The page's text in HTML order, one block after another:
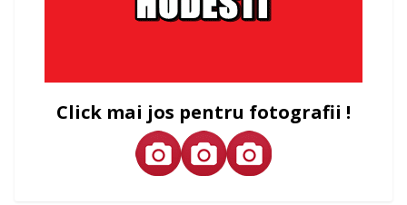
Click mai jos pentru fotografii !